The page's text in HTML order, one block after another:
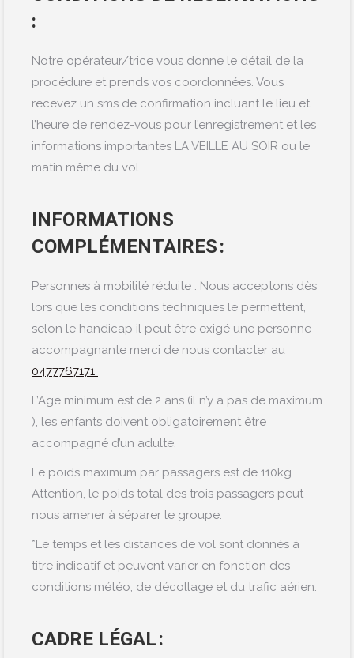
:
Notre opérateur/trice vous donne le détail de la
procédure et prends vos coordonnées. Vous
recevez un sms de confirmation incluant le lieu et
l’heure de rendez-vous pour l’enregistrement et les
informations importantes LA VEILLE AU SOIR ou le
matin même du vol.
INFORMATIONS
COMPLÉMENTAIRES :
Personnes à mobilité réduite : Nous acceptons dès
lors que les conditions techniques le permettent,
selon le handicap il peut être exigé une personne
accompagnante merci de nous contacter au
0477767171
L’Age minimum est de 2 ans (il n’y a pas de maximum
), les enfants doivent obligatoirement être
accompagné d’un adulte.
Le poids maximum par passagers est de 110kg.
Attention, le poids total des trois passagers peut
nous amener à séparer le groupe.
*Le temps et les distances de vol sont donnés à
titre indicatif et peuvent varier en fonction des
conditions météo, de décollage et du trafic aérien.
CADRE LÉGAL :